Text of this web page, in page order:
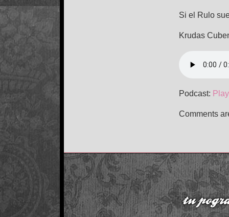
Si el Rulo
Krudas
Podcast:
Comments